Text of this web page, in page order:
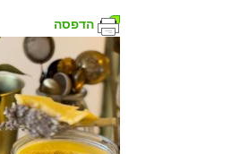
הדפסה